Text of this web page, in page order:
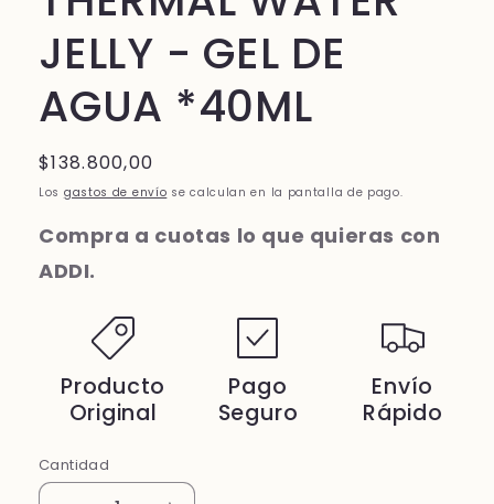
JELLY - GEL DE
AGUA *40ML
Precio
habitual
$138.800,00
Los gastos de envío se calculan en la pantalla de pago.
Compra a cuotas lo que quieras con
ADDI.
Producto
Original
Pago
Seguro
Envío
Rápido
Cantidad
Cantidad